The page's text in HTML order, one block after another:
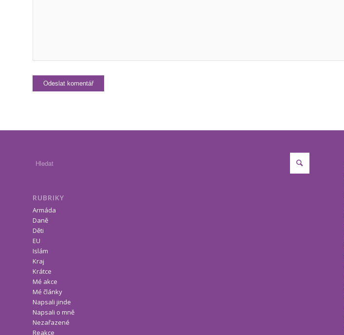
RUBRIKY
Armáda
Daně
Děti
EU
Islám
Kraj
Krátce
Mé akce
Mé články
Napsali jinde
Napsali o mně
Nezařazené
Reakce